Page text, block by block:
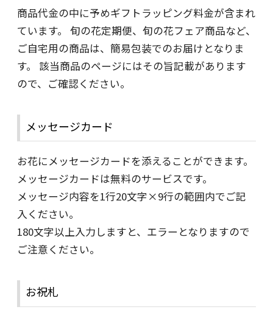
商品代金の中に予めギフトラッピング料金が含まれ
ています。 旬の花定期便、旬の花フェア商品など、
ご自宅用の商品は、簡易包装でのお届けとなりま
す。 該当商品のページにはその旨記載があります
ので、ご確認ください。
メッセージカード
お花にメッセージカードを添えることができます。
メッセージカードは無料のサービスです。
メッセージ内容を1行20文字×9行の範囲内でご記
入ください。
180文字以上入力しますと、エラーとなりますので
ご注意ください。
お祝札